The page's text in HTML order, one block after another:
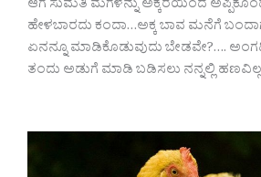
ಆಗ ಸುಮತಿ ಮಗಳನ್ನು ಅಕ್ಕರೆಯಿಂದ
ಹೇಳಬಾರದು ಕಂದಾ…ಅಕ್ಕ ಬಾವ ಮನೆಗೆ
ಏನನ್ನೂ ಮಾಡಿಕೊಡುವುದು ಬೇಡವೇ?….
ತಂದು ಅಡುಗೆ ಮಾಡಿ ಬಡಿಸಲು ನನ್ನಲ್ಲಿ